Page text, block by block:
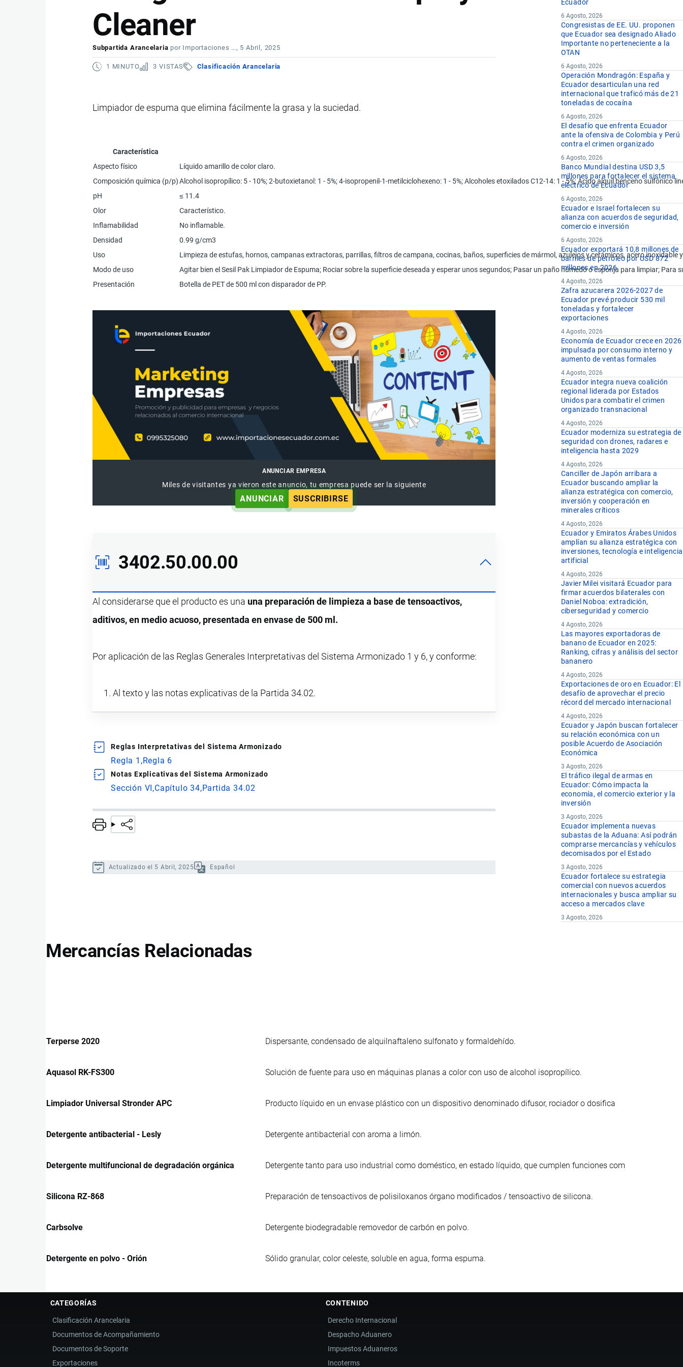
Cleaner
Subpartida Arancelaria por Importaciones …, 5 Abril, 2025
1 MINUTO 3 VISTAS Clasificación Arancelaria
Limpiador de espuma que elimina fácilmente la grasa y la suciedad.
Característica
Aspecto físico
Líquido amarillo de color claro.
Composición química (p/p)Alcohol isopropílico: 5 - 10%; 2-butoxietanol: 1 - 5%; 4-isopropenil-1-metilciclohexeno: 1 - 5%; Alcoholes etoxilados C12-14: 1 - 5%; Ácido alquil benceno
pH
≤ 11.4
Olor
Característico.
Inflamabilidad
No inflamable.
Densidad
0.99 g/cm3
Uso
Limpieza de estufas, hornos, campanas extractoras, parrillas, filtros de campana, cocinas, baños, superficies de mármol, azulejos y cerámicos, acero
Modo de uso
Agitar bien el Sesil Pak Limpiador de Espuma; Rociar sobre la superficie deseada y esperar unos segundos; Pasar un paño húmedo o esponja para limpiar;
Presentación
Botella de PET de 500 ml con disparador de PP.
ANUNCIAR EMPRESA
Miles de visitantes ya vieron este anuncio, tu empresa puede ser la siguiente
ANUNCIAR SUSCRIBIRSE
3402.50.00.00
Al considerarse que el producto es una una preparación de limpieza a base de tensoactivos,
aditivos, en medio acuoso, presentada en envase de 500 ml.
Por aplicación de las Reglas Generales Interpretativas del Sistema Armonizado 1 y 6, y conforme:
Al texto y las notas explicativas de la Partida 34.02.
Reglas Interpretativas del Sistema Armonizado
Regla 1 Regla 6
Notas Explicativas del Sistema Armonizado
Sección VI Capítulo 34 Partida 34.02
Actualizado el 5 Abril, 2025 Español
Ecuador
6 Agosto, 2026
Congresistas de EE. UU. proponen
que Ecuador sea designado Aliado
Importante no perteneciente a la
OTAN
6 Agosto, 2026
Operación Mondragón: España y
Ecuador desarticulan una red
internacional que traficó más de 21
toneladas de cocaína
6 Agosto, 2026
El desafío que enfrenta Ecuador
ante la ofensiva de Colombia y Perú
contra el crimen organizado
6 Agosto, 2026
Banco Mundial destina USD 3,5
millones para fortalecer el sistema
eléctrico de Ecuador
6 Agosto, 2026
Ecuador e Israel fortalecen su
alianza con acuerdos de seguridad,
comercio e inversión
6 Agosto, 2026
Ecuador exportará 10,8 millones de
barriles de petróleo por USD 872
millones en 2026
4 Agosto, 2026
Zafra azucarera 2026-2027 de
Ecuador prevé producir 530 mil
toneladas y fortalecer
exportaciones
4 Agosto, 2026
Economía de Ecuador crece en 2026
impulsada por consumo interno y
aumento de ventas formales
4 Agosto, 2026
Ecuador integra nueva coalición
regional liderada por Estados
Unidos para combatir el crimen
organizado transnacional
4 Agosto, 2026
Ecuador moderniza su estrategia de
seguridad con drones, radares e
inteligencia hasta 2029
4 Agosto, 2026
Canciller de Japón arribara a
Ecuador buscando ampliar la
alianza estratégica con comercio,
inversión y cooperación en
minerales críticos
4 Agosto, 2026
Ecuador y Emiratos Árabes Unidos
amplían su alianza estratégica con
inversiones, tecnología e inteligencia
artificial
4 Agosto, 2026
Javier Milei visitará Ecuador para
firmar acuerdos bilaterales con
Daniel Noboa: extradición,
ciberseguridad y comercio
4 Agosto, 2026
Las mayores exportadoras de
banano de Ecuador en 2025:
Ranking, cifras y análisis del sector
bananero
4 Agosto, 2026
Exportaciones de oro en Ecuador: El
desafío de aprovechar el precio
récord del mercado internacional
4 Agosto, 2026
Ecuador y Japón buscan fortalecer
su relación económica con un
posible Acuerdo de Asociación
Económica
3 Agosto, 2026
El tráfico ilegal de armas en
Ecuador: Cómo impacta la
economía, el comercio exterior y la
inversión
3 Agosto, 2026
Ecuador implementa nuevas
subastas de la Aduana: Así podrán
comprarse mercancías y vehículos
decomisados por el Estado
3 Agosto, 2026
Ecuador fortalece su estrategia
comercial con nuevos acuerdos
internacionales y busca ampliar su
acceso a mercados clave
3 Agosto, 2026
Mercancías Relacionadas
Terperse 2020 Dispersante, condensado de alquilnaftaleno sulfonato y formaldehído.
Aquasol RK-FS300 Solución de fuente para uso en máquinas planas a color con uso de alcohol isopropílico.
Limpiador Universal Stronder APC Producto líquido en un envase plástico con un dispositivo denominado difusor, rociador o dosifica
Detergente antibacterial - Lesly Detergente antibacterial con aroma a limón.
Detergente multifuncional de degradación orgánica Detergente tanto para uso industrial como doméstico, en estado líquido, que cumplen funciones com
Silicona RZ-868 Preparación de tensoactivos de polisiloxanos órgano modificados / tensoactivo de silicona.
Carbsolve Detergente biodegradable removedor de carbón en polvo.
Detergente en polvo - Orión Sólido granular, color celeste, soluble en agua, forma espuma.
CATEGORÍAS
Clasificación Arancelaria
Documentos de Acompañamiento
Documentos de Soporte
Exportaciones
CONTENIDO
Derecho Internacional
Despacho Aduanero
Impuestos Aduaneros
Incoterms